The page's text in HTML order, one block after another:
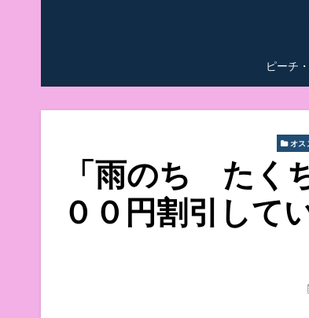
ピーチ
オス
「雨のち たく
００円割引して